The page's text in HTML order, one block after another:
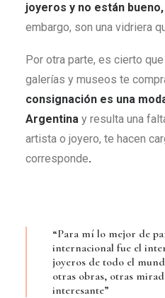
joyeros y no están
embargo, son una vidriera
Por otra parte, es cierto
galerías y museos te
consignación es una
Argentina y resulta una
artista o joyero, te hacen
corresponde.
“Para mí lo mejor de
internacional fue el
joyeros de todo el
otras obras, otras
interesante”